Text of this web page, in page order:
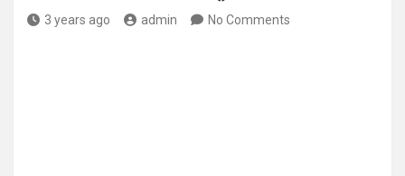
3 years ago admin No Comments